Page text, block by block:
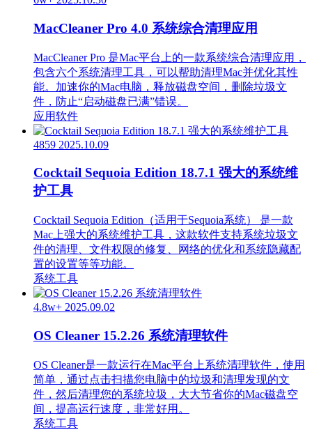
MacCleaner Pro 4.0 系统综合清理应用
MacCleaner Pro 是Mac平台上的一款系统综合清理应用，
包含六个系统清理工具，可以帮助清理Mac并优化其性
能。加速你的Mac电脑，释放磁盘空间，删除垃圾文
件，防止“启动磁盘已满”错误。
应用软件
4859 2025.10.09
Cocktail Sequoia Edition 18.7.1 强大的系统维
护工具
Cocktail Sequoia Edition（适用于Sequoia系统） 是一款
Mac上强大的系统维护工具，这款软件支持系统垃圾文
件的清理、文件权限的修复、网络的优化和系统隐藏配
置的设置等等功能。
系统工具
4.8w+ 2025.09.02
OS Cleaner 15.2.26 系统清理软件
OS Cleaner是一款运行在Mac平台上系统清理软件，使用
简单，通过点击扫描您电脑中的垃圾和清理发现的文
件，然后清理您的系统垃圾，大大节省你的Mac磁盘空
间，提高运行速度，非常好用。
系统工具